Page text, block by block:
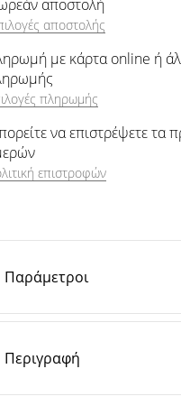
αποστολή
αποστολής
με κάρτα online ή
πληρωμής
να επιστρέψετε τα
επιστροφών
Παράμετροι
Περιγραφή